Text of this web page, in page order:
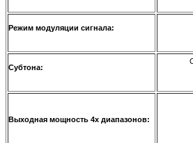
Режим модуляции сигнала:
Субтона:
Выходная мощность 4х диапазонов: